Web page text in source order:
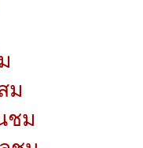
ม
ชม